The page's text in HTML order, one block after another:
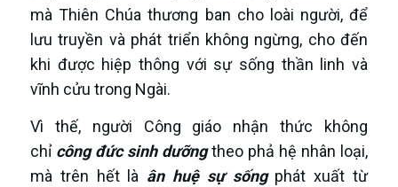
mà Thiên Chúa thương ban cho loài người, để
lưu truyền và phát triển không ngừng, cho đến
khi được hiệp thông với sự sống thần linh và
vĩnh cửu trong Ngài.
Vì thế, người Công giáo nhận thức không
chỉ công đức sinh dưỡngtheo phả hệ nhân loại,
mà trên hết là ân huệ sự sốngphát xuất từ